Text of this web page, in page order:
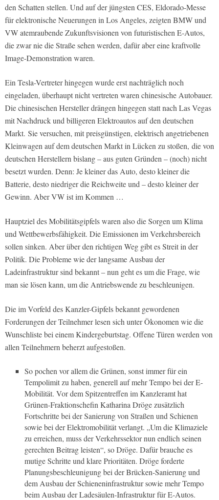
den Schatten stellen. Und auf der jüngsten CES, Eldorado-Messe
für elektronische Neuerungen in Los Angeles, zeigten BMW und
VW atemraubende Zukunftsvisionen von futuristischen E-Autos,
die zwar nie die Straße sehen werden, dafür aber eine kraftvolle
Image-Demonstration waren.
Ein Tesla-Vertreter hingegen wurde erst nachträglich noch
eingeladen, überhaupt nicht vertreten waren chinesische Autobauer.
Die chinesischen Hersteller drängen hingegen statt nach Las Vegas
mit Nachdruck und billigeren Elektroautos auf den deutschen
Markt. Sie versuchen, mit preisgünstigen, elektrisch angetriebenen
Kleinwagen auf dem deutschen Markt in Lücken zu stoßen, die von
deutschen Herstellern bislang – aus guten Gründen – (noch) nicht
besetzt wurden. Denn: Je kleiner das Auto, desto kleiner die
Batterie, desto niedriger die Reichweite und – desto kleiner der
Gewinn. Aber VW ist im Kommen …
Hauptziel des Mobilitätsgipfels waren also die Sorgen um Klima
und Wettbewerbsfähigkeit. Die Emissionen im Verkehrsbereich
sollen sinken. Aber über den richtigen Weg gibt es Streit in der
Politik. Die Probleme wie der langsame Ausbau der
Ladeinfrastruktur sind bekannt – nun geht es um die Frage, wie
man sie lösen kann, um die Antriebswende zu beschleunigen.
Die im Vorfeld des Kanzler-Gipfels bekannt gewordenen
Forderungen der Teilnehmer lesen sich unter Ökonomen wie die
Wunschliste bei einem Kindergeburtstag. Offene Türen werden von
allen Teilnehmern beherzt aufgestoßen.
So pochen vor allem die Grünen, sonst immer für ein
Tempolimit zu haben, generell auf mehr Tempo bei der E-
Mobilität. Vor dem Spitzentreffen im Kanzleramt hat
Grünen-Fraktionschefin Katharina Dröge zusätzlich
Fortschritte bei der Sanierung von Straßen und Schienen
sowie bei der Elektromobilität verlangt. „Um die Klimaziele
zu erreichen, muss der Verkehrssektor nun endlich seinen
gerechten Beitrag leisten“, so Dröge. Dafür brauche es
mutige Schritte und klare Prioritäten. Dröge forderte
Planungsbeschleunigung bei der Brücken-Sanierung und
dem Ausbau der Schieneninfrastruktur sowie mehr Tempo
beim Ausbau der Ladesäulen-Infrastruktur für E-Autos.